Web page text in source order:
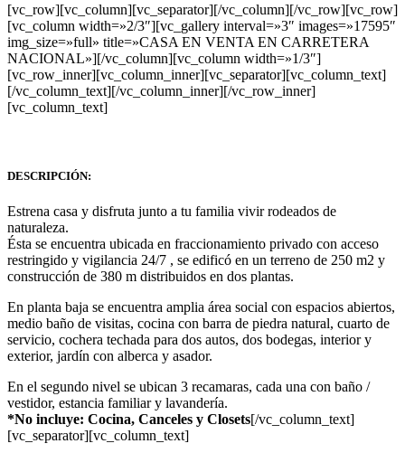
[vc_row][vc_column][vc_separator][/vc_column][/vc_row][vc_row]
[vc_column width=»2/3″][vc_gallery interval=»3″ images=»17595″
img_size=»full» title=»CASA EN VENTA EN CARRETERA
NACIONAL»][/vc_column][vc_column width=»1/3″]
[vc_row_inner][vc_column_inner][vc_separator][vc_column_text]
[/vc_column_text][/vc_column_inner][/vc_row_inner]
[vc_column_text]
DESCRIPCIÓN:
Estrena casa y disfruta junto a tu familia vivir rodeados de
naturaleza.
Ésta se encuentra ubicada en fraccionamiento privado con acceso
restringido y vigilancia 24/7 , se edificó en un terreno de 250 m2 y
construcción de 380 m distribuidos en dos plantas.
En planta baja se encuentra amplia área social con espacios abiertos,
medio baño de visitas, cocina con barra de piedra natural, cuarto de
servicio, cochera techada para dos autos, dos bodegas, interior y
exterior, jardín con alberca y asador.
En el segundo nivel se ubican 3 recamaras, cada una con baño /
vestidor, estancia familiar y lavandería.
*No incluye: Cocina, Canceles y Closets[/vc_column_text]
[vc_separator][vc_column_text]